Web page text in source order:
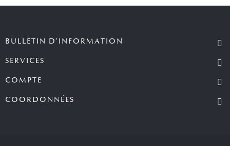
BULLETIN D'INFORMATION
SERVICES
COMPTE
COORDONNÉES